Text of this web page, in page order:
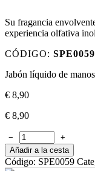
Su fragancia
experiencia olfativa
CÓDIGO: SPE0059
Jabón líquido de
€ 8,90
€ 8,90
−
+
Añadir a la cesta
Código: SPE0059